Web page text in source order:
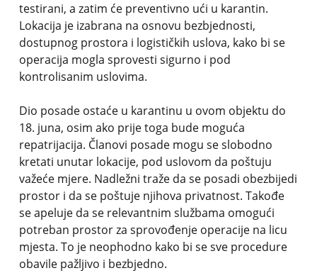
testirani, a zatim će preventivno ući u karantin.
Lokacija je izabrana na osnovu bezbjednosti,
dostupnog prostora i logističkih uslova, kako bi se
operacija mogla sprovesti sigurno i pod
kontrolisanim uslovima.
Dio posade ostaće u karantinu u ovom objektu do
18. juna, osim ako prije toga bude moguća
repatrijacija. Članovi posade mogu se slobodno
kretati unutar lokacije, pod uslovom da poštuju
važeće mjere. Nadležni traže da se posadi obezbijedi
prostor i da se poštuje njihova privatnost. Takođe
se apeluje da se relevantnim službama omogući
potreban prostor za sprovođenje operacije na licu
mjesta. To je neophodno kako bi se sve procedure
obavile pažljivo i bezbjedno.